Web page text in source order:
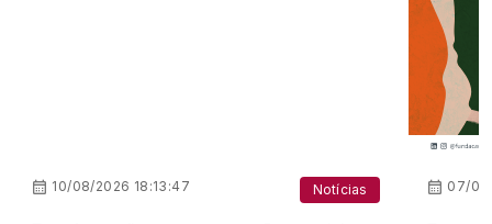
10/08/2026 18:13:47 Notícias 07/